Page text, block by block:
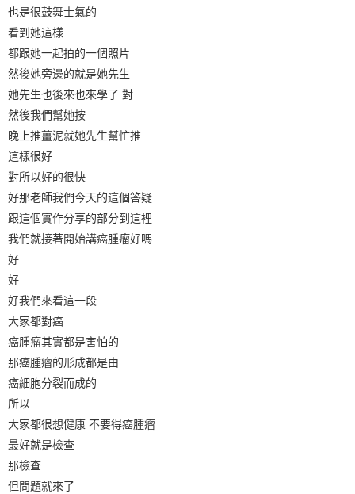
也是很鼓舞士氣的
看到她這樣
都跟她一起拍的一個照片
然後她旁邊的就是她先生
她先生也後來也來學了 對
然後我們幫她按
晚上推薑泥就她先生幫忙推
這樣很好
對所以好的很快
好那老師我們今天的這個答疑
跟這個實作分享的部分到這裡
我們就接著開始講癌腫瘤好嗎
好
好
好我們來看這一段
大家都對癌
癌腫瘤其實都是害怕的
那癌腫瘤的形成都是由
癌細胞分裂而成的
所以
大家都很想健康 不要得癌腫瘤
最好就是檢查
那檢查
但問題就來了